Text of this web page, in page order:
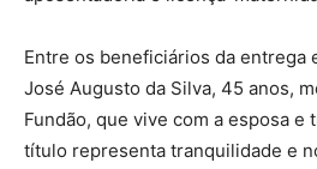
Entre os beneficiários da entrega
José Augusto da Silva, 45 anos,
Fundão, que vive com a esposa e
título representa tranquilidade e